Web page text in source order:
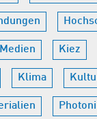
Kiez
Klima